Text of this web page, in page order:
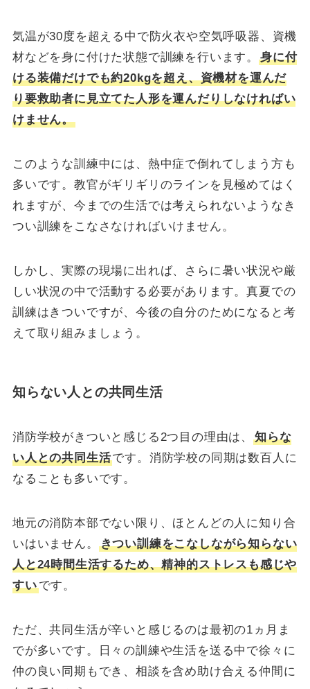
気温が30度を超える中で防火衣や空気呼吸器、資機
材などを身に付けた状態で訓練を行います。身に付
ける装備だけでも約20kgを超え、資機材を運んだ
り要救助者に見立てた人形を運んだりしなければい
けません。
このような訓練中には、熱中症で倒れてしまう方も
多いです。教官がギリギリのラインを見極めてはく
れますが、今までの生活では考えられないようなき
つい訓練をこなさなければいけません。
しかし、実際の現場に出れば、さらに暑い状況や厳
しい状況の中で活動する必要があります。真夏での
訓練はきついですが、今後の自分のためになると考
えて取り組みましょう。
知らない人との共同生活
消防学校がきついと感じる2つ目の理由は、知らな
い人との共同生活です。消防学校の同期は数百人に
なることも多いです。
地元の消防本部でない限り、ほとんどの人に知り合
いはいません。
きつい訓練をこなしながら知らない
人と24時間生活するため、精神的ストレスも感じや
すいです。
ただ、共同生活が辛いと感じるのは最初の1ヵ月ま
でが多いです。日々の訓練や生活を送る中で徐々に
仲の良い同期もでき、相談を含め助け合える仲間に